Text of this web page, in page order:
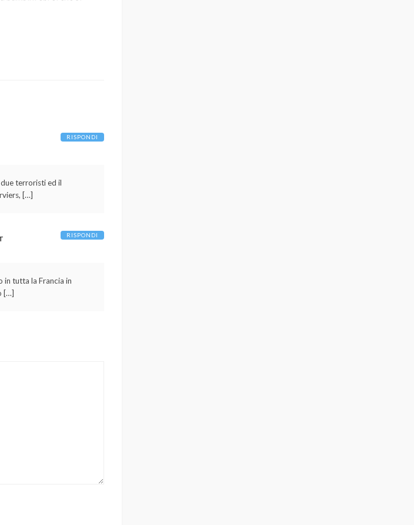
terroristi ed il
[…]
RISPONDI
in tutta la Francia in
[…]
RISPONDI